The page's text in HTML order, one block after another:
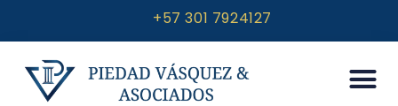
+57 301 7924127